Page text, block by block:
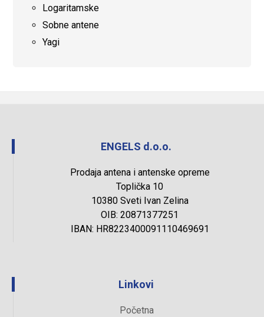
Logaritamske
Sobne antene
Yagi
ENGELS d.o.o.
Prodaja antena i antenske opreme
Toplička 10
10380 Sveti Ivan Zelina
OIB: 20871377251
IBAN: HR8223400091110469691
Linkovi
Početna